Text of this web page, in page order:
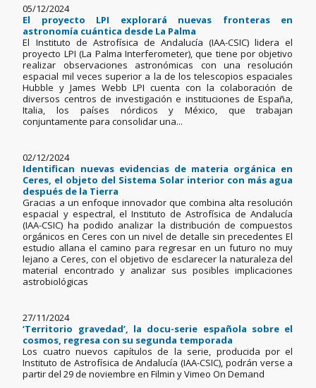
05/12/2024
El proyecto LPI explorará nuevas fronteras en
astronomía cuántica desde La Palma
El Instituto de Astrofísica de Andalucía (IAA-CSIC) lidera el
proyecto LPI (La Palma Interferometer), que tiene por objetivo
realizar observaciones astronómicas con una resolución
espacial mil veces superior a la de los telescopios espaciales
Hubble y James Webb LPI cuenta con la colaboración de
diversos centros de investigación e instituciones de España,
Italia, los países nórdicos y México, que trabajan
conjuntamente para consolidar una...
02/12/2024
Identifican nuevas evidencias de materia orgánica en
Ceres, el objeto del Sistema Solar interior con más agua
después de la Tierra
Gracias a un enfoque innovador que combina alta resolución
espacial y espectral, el Instituto de Astrofísica de Andalucía
(IAA-CSIC) ha podido analizar la distribución de compuestos
orgánicos en Ceres con un nivel de detalle sin precedentes El
estudio allana el camino para regresar en un futuro no muy
lejano a Ceres, con el objetivo de esclarecer la naturaleza del
material encontrado y analizar sus posibles implicaciones
astrobiológicas
27/11/2024
‘Territorio gravedad’, la docu-serie española sobre el
cosmos, regresa con su segunda temporada
Los cuatro nuevos capítulos de la serie, producida por el
Instituto de Astrofísica de Andalucía (IAA-CSIC), podrán verse a
partir del 29 de noviembre en Filmin y Vimeo On Demand